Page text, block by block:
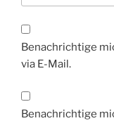
Benachrichtige
via E-Mail.
Benachrichtige